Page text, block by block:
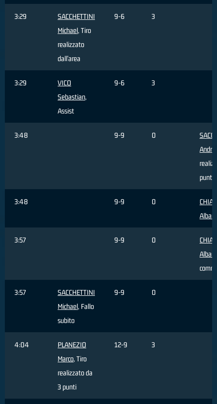
3:29
SACCHETTINI
Michael, Tiro
realizzato
dall'area
9-6 3
3:29
VICO
Sebastian,
Assist
9-6 3
3:48 9-9 0
punti
3:48 9-9 0
3:57 9-9 0
3:57
SACCHETTINI
Michael, Fallo
subito
9-9 0
4:04
PLANEZIO
Marco, Tiro
realizzato da
3 punti
12-9 3